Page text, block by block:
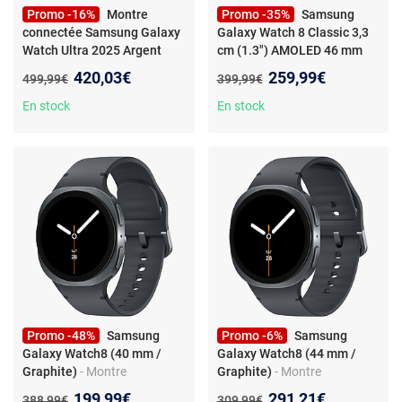
Promo -16%
Montre
connectée Samsung Galaxy
Watch Ultra 2025 Argent
Watch Ultra (2025) (47 mm,
LTE)
Ancien prix :
499,99€ Nouveau prix :
420,03€
En stock
Promo -35%
Samsung
Galaxy Watch 8 Classic 3,3
cm (1.3") AMOLED 46 mm
Écran tactile Argent Wifi
GPS (satellite)
Ancien prix :
399,99€ Nouveau prix :
259,99€
En stock
Promo -48%
Samsung
Galaxy Watch8 (40 mm /
Graphite) - Montre
Ancien prix :Nouveau prix :
Promo -6%
Samsung
Galaxy Watch8 (44 mm /
Graphite) - Montre
Ancien prix :Nouveau prix :